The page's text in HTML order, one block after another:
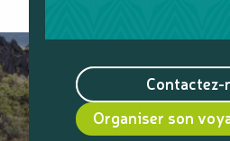
Contactez-
Organiser son